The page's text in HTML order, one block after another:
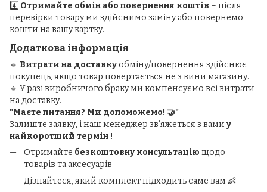
4️⃣ Отримайте обмін або повернення коштів – після
перевірки товару ми здійснимо заміну або повернемо
кошти на вашу картку.
Додаткова інформація
🔹 Витрати на доставкуобміну/повернення здійснює
покупець, якщо товар повертається не з вини магазину.
🔹 У разі виробничого браку ми компенсуємо всі витрати
на доставку.
"Маєте питання? Ми допоможемо! 🤝"
Залиште заявку, і наш менеджер зв’яжеться з вами у
найкоротший термін !
Отримайте безкоштовну консультацію щодо
товарів та аксесуарів
Дізнайтеся, який комплект підходить саме вам 👶